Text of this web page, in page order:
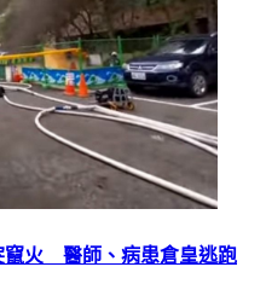
竄火 醫師、病患倉皇逃跑